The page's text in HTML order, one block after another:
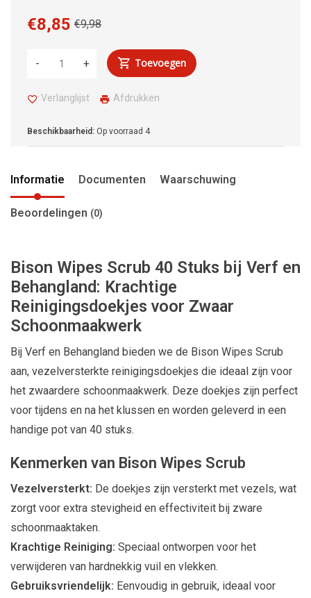
€9,98
€8,85
+
- Toevoegen
Verlanglijst Afdrukken
Beschikbaarheid: Op voorraad 4
Informatie Documenten Waarschuwing
Beoordelingen (0)
Bison Wipes Scrub 40 Stuks bij Verf en
Behangland: Krachtige
Reinigingsdoekjes voor Zwaar
Schoonmaakwerk
Bij Verf en Behangland bieden we de Bison Wipes Scrub
aan, vezelversterkte reinigingsdoekjes die ideaal zijn voor
het zwaardere schoonmaakwerk. Deze doekjes zijn perfect
voor tijdens en na het klussen en worden geleverd in een
handige pot van 40 stuks.
Kenmerken van Bison Wipes Scrub
Vezelversterkt: De doekjes zijn versterkt met vezels, wat
zorgt voor extra stevigheid en effectiviteit bij zware
schoonmaaktaken.
Krachtige Reiniging: Speciaal ontworpen voor het
verwijderen van hardnekkig vuil en vlekken.
Gebruiksvriendelijk: Eenvoudig in gebruik, ideaal voor